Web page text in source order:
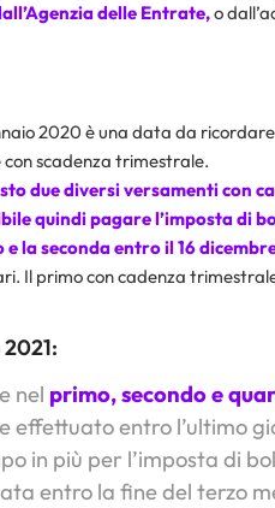
delle Entrate,o
2020 è una data da
scadenza trimestrale.
due diversi versamenti con
quindi pagare l’imposta di
la seconda entro il 16
Il primo con cadenza
nel primo, secondo e
effettuato entro l’ultimo
in più per l’imposta di
entro la fine del terzo